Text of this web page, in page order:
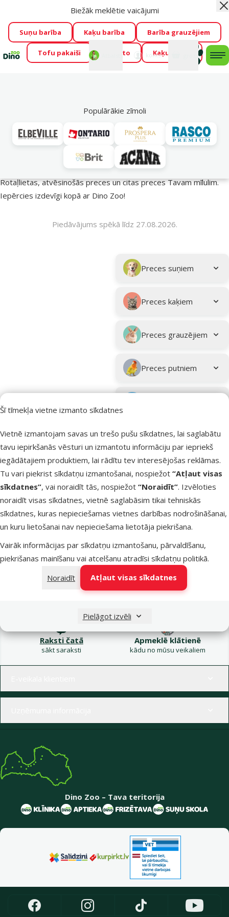
Visu mēnesi Dino Zoo piedāvā lieliskas cenas mīluļu TOP
barībām! 🍖→Skatīt piedāvājumu!
Fotokonkurss “GADA ŪSAIŅI”!
Varbūt tieši Tavs mīlulis
būs 2027. gada zvaigzne
→Piedalīties
Šī tīmekļa vietne izmanto sīkdatnes
Vietnē izmantojam savas un trešo pušu sīkdatnes, lai saglabātu
tavu iepirkšanās vēsturi un izmantotu informāciju par iepriekš
iegādātajiem produktiem, lai rādītu tev interesējošas reklāmas.
Tu vari piekrist sīkdatņu izmantošanai, nospiežot “Atļaut visas
sīkdatnes”, vai noraidīt tās, nospiežot “Noraidīt”. Izvēloties
noraidīt visas sīkdatnes, vietnē saglabāsim tikai tehniskās
sīkdatnes, kuras nepieciešamas vietnes darbības nodrošināšanai,
un kuru lietošanai nav nepieciešama lietotāja piekrišana.
Vairāk informācijas par sīkdatņu izmantošanu, pārvaldīšanu,
piekrišanas mainīšanu vai atcelšanu atradīsi sīkdatņu politikā.
Noraidīt
Atļaut visas sīkdatnes
Pielāgot izvēli
Mans
konts
Biežāk meklētie vaicājumi
Suņu barība Kaķu barība Barība grauzējiem
Tofu pakaiši Foresto Kaķu mājas
Populārākie zīmoli
Vasara turpinās – atlaides katrai gaumei!
Rotaļlietas, atvēsinošās preces un citas preces Tavam mīlulim.
Iepērcies izdevīgi kopā ar Dino Zoo!
Piedāvājums spēkā līdz 27.08.2026.
Apakškategorija
Preces suņiem
Preces kaķiem
Preces grauzējiem
Preces putniem
Preces
eksotiskajiem
Filtrs
Kampaņa: Vasara
turpinās – atlaides katrai
gaumei!
Kārtot pēc
Produkti nav atrasti
Raksti čatā
sākt saraksti
Apmeklē klātienē
kādu no mūsu veikaliem
Dino Zoo – Tava teritorija